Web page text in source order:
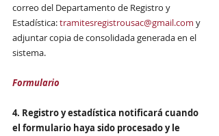
correo del Departamento de Registro y
Estadística: tramitesregistrousac@gmail.com y
adjuntar copia de consolidada generada en el
sistema.
Formulario
4. Registro y estadística notificará cuando
el formulario haya sido procesado y le